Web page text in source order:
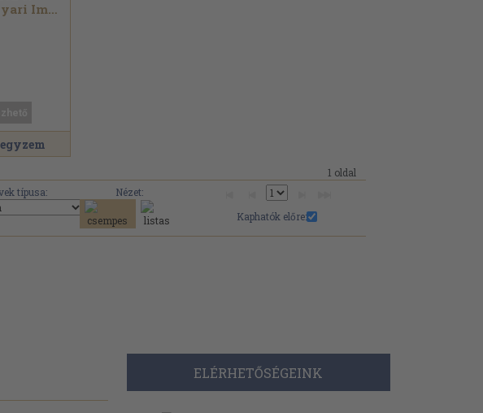
D. Magyari Imre...
1 oldal
típusa:
Nézet:
Kaphatók előre:
ELÉRHETŐSÉGEINK